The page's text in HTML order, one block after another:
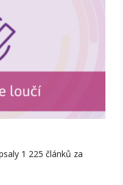
1 225 článků za